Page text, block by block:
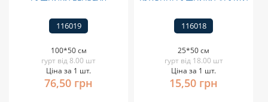
116019
100*50 см
гурт від 8.00 шт
Ціна за 1 шт.
76,50 грн
116018
25*50 см
гурт від 18.00 шт
Ціна за 1 шт.
15,50 грн